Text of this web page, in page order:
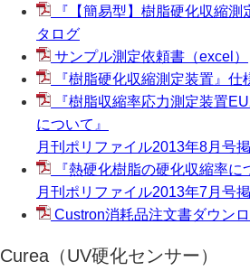
『【簡易型】樹脂硬化収縮測
タログ
サンプル測定依頼書（excel）
『樹脂硬化収縮測定装置』仕
『樹脂収縮率応力測定装置
について』
月刊ポリファイル2013年8月号
『熱硬化樹脂の硬化収縮率に
月刊ポリファイル2013年7月号
Custron消耗品注文書ダウン
Curea（UV硬化センサー）